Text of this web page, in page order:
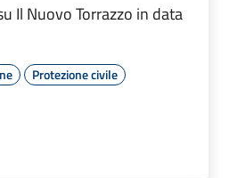
Il Nuovo Torrazzo in data
Protezione civile